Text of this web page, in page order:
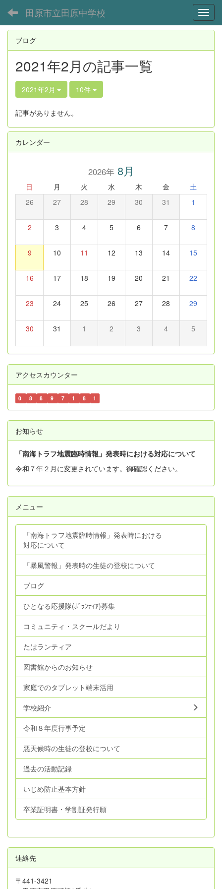
田原市立田原中学校
ブログ
2021年2月の記事一覧
2021年2月 10件
記事がありません。
カレンダー
2026年8月
日 月 火 水 木 金 土
26 27 28 29 30 31 1
2 3 4 5 6 7 8
9 10 11 12 13 14 15
16 17 18 19 20 21 22
23 24 25 26 27 28 29
30 31 1 2 3 4 5
アクセスカウンター
0 8 8 9 7 1 8 1
お知らせ
「南海トラフ地震臨時情報」発表時における対応について
令和７年２月に変更されています。御確認ください。
メニュー
「南海トラフ地震臨時情報」発表時における
対応について
「暴風警報」発表時の生徒の登校について
ブログ
ひとなる応援隊(ﾎﾞﾗﾝﾃｨｱ)募集
コミュニティ・スクールだより
たはランティア
図書館からのお知らせ
家庭でのタブレット端末活用
学校紹介
令和８年度行事予定
悪天候時の生徒の登校について
過去の活動記録
いじめ防止基本方針
卒業証明書・学割証発行願
連絡先
〒441-3421